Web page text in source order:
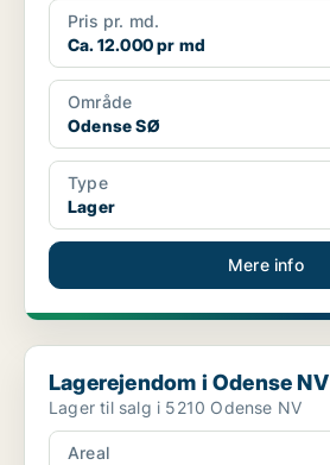
Pris pr. md.
Ca. 12.000 pr md
Område
Odense SØ
Type
Lager
Mere info
Lagerejendom i Odense NV
Lagerejendom i Odense NV
Lager til salg i 5210 Odense NV
Areal